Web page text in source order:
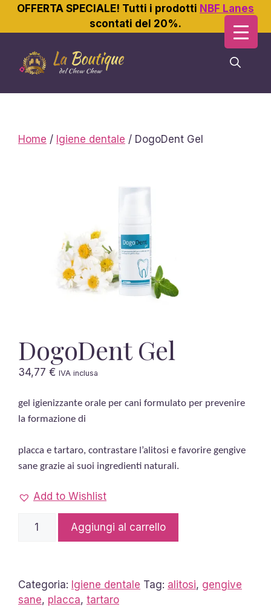
OFFERTA SPECIALE! Tutti i prodotti NBF Lanes
scontati del 20%.
contenuto
Home / Igiene dentale / DogoDent Gel
DogoDent Gel
34,77 € IVA inclusa
gel igienizzante orale per cani formulato per prevenire
la formazione di
placca e tartaro, contrastare l ’alitosi e favorire gengive
sane grazie ai suoi ingredienti naturali.
Add to Wishlist
DogoDent
Aggiungi al carrello
Categoria: Igiene dentale Tag: alitosi, gengive
sane, placca, tartaro